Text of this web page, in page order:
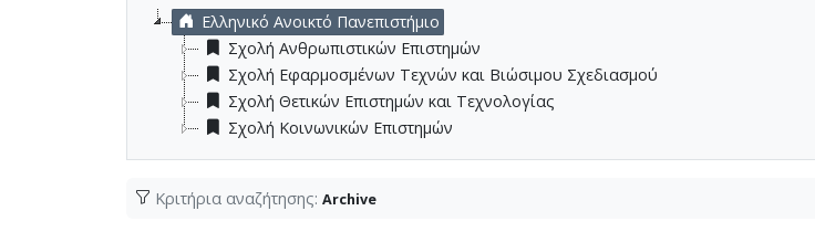
Ελληνικό Ανοικτό Πανεπιστήμιο
Σχολή Ανθρωπιστικών Επιστημών
Σχολή Εφαρμοσμένων Τεχνών και Βιώσιμου Σχεδιασμού
Σχολή Θετικών Επιστημών και Τεχνολογίας
Σχολή Κοινωνικών Επιστημών
Κριτήρια αναζήτησης: Archive